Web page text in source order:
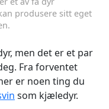
produsere sitt eget
men det er et par
Fra forventet
er noen ting du
som kjæledyr.